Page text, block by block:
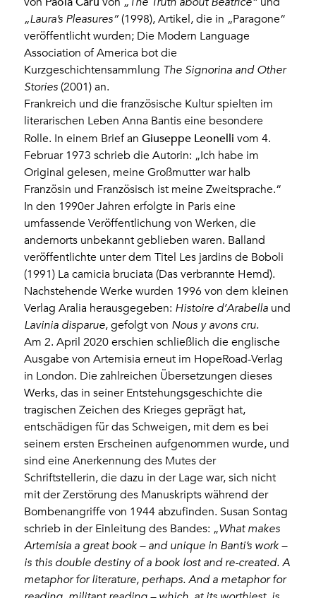
„Laura’s Pleasures”(1998), Artikel, die in „Paragone“
veröffentlicht wurden; Die Modern Language
Association of America bot die
Kurzgeschichtensammlung The Signorina and Other
Stories (2001) an.
Frankreich und die französische Kultur spielten im
literarischen Leben Anna Bantis eine besondere
Rolle. In einem Brief anGiuseppe Leonelli vom 4.
Februar 1973 schrieb die Autorin: „Ich habe im
Original gelesen, meine Großmutter war halb
Französin und Französisch ist meine Zweitsprache.“
In den 1990er Jahren erfolgte in Paris eine
umfassende Veröffentlichung von Werken, die
andernorts unbekannt geblieben waren. Balland
veröffentlichte unter dem Titel Les jardins de Boboli
(1991) La camicia bruciata (Das verbrannte Hemd).
Nachstehende Werke wurden 1996 von dem kleinen
Verlag Aralia herausgegeben: Histoire d’Arabella und
Lavinia disparue, gefolgt von Nous y avons cru.
Am 2. April 2020 erschien schließlich die englische
Ausgabe von Artemisia erneut im HopeRoad-Verlag
in London. Die zahlreichen Übersetzungen dieses
Werks, das in seiner Entstehungsgeschichte die
tragischen Zeichen des Krieges geprägt hat,
entschädigen für das Schweigen, mit dem es bei
seinem ersten Erscheinen aufgenommen wurde, und
sind eine Anerkennung des Mutes der
Schriftstellerin, die dazu in der Lage war, sich nicht
mit der Zerstörung des Manuskripts während der
Bombenangriffe von 1944 abzufinden. Susan Sontag
schrieb in der Einleitung des Bandes: „What makes
Artemisia a great book – and unique in Banti’s work –
is this double destiny of a book lost and re-created. A
metaphor for literature, perhaps. And a metaphor for